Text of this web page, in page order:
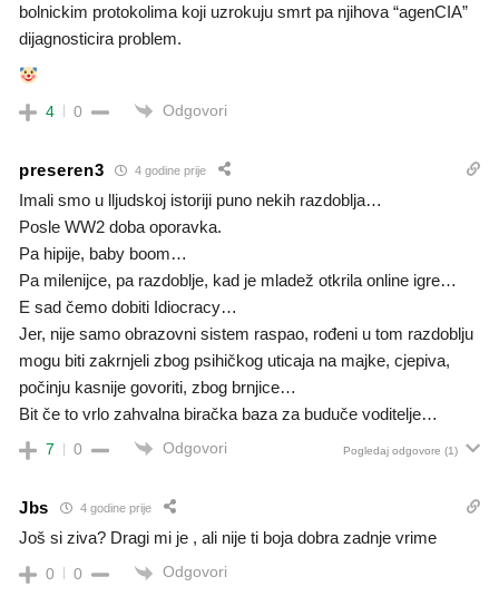
bolnickim protokolima koji uzrokuju smrt pa njihova “agenCIA”
dijagnosticira problem.
4 0 Odgovori
preseren3 4 godine prije
Imali smo u lljudskoj istoriji puno nekih razdoblja…
Posle WW2 doba oporavka.
Pa hipije, baby boom…
Pa milenijce, pa razdoblje, kad je mladež otkrila online igre…
E sad čemo dobiti Idiocracy…
Jer, nije samo obrazovni sistem raspao, rođeni u tom razdoblju
mogu biti zakrnjeli zbog psihičkog uticaja na majke, cjepiva,
počinju kasnije govoriti, zbog brnjice…
Bit če to vrlo zahvalna biračka baza za buduče voditelje…
7 0 Odgovori Pogledaj odgovore (1)
Jbs 4 godine prije
Još si ziva? Dragi mi je , ali nije ti boja dobra zadnje vrime
0 0 Odgovori